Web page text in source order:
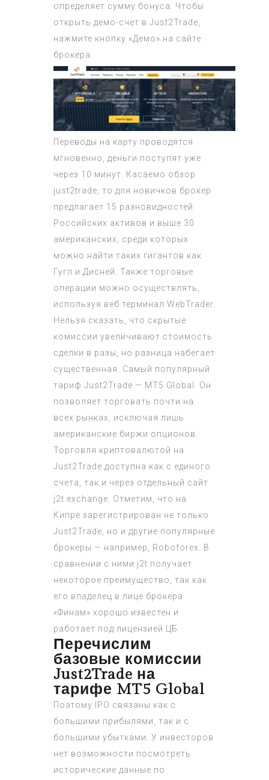
определяет сумму бонуса. Чтобы
открыть демо-счет в Just2Trade,
нажмите кнопку «Демо» на сайте
брокера.
Переводы на карту проводятся
мгновенно, деньги поступят уже
через 10 минут. Касаемо обзор
just2trade, то для новичков брокер
предлагает 15 разновидностей
Российских активов и выше 30
американских, среди которых
можно найти таких гигантов как
Гугл и Дисней. Также торговые
операции можно осуществлять,
используя веб терминал WebTrader.
Нельзя сказать, что скрытые
комиссии увеличивают стоимость
сделки в разы, но разница набегает
существенная. Самый популярный
тариф Just2Trade — MT5 Global. Он
позволяет торговать почти на
всех рынках, исключая лишь
американские биржи опционов.
Торговля криптовалютой на
Just2Trade доступна как с единого
счета, так и через отдельный сайт
j2t.exchange. Отметим, что на
Кипре зарегистрирован не только
Just2Trade, но и другие популярные
брокеры — например, Roboforex. В
сравнении с ними j2t получает
некоторое преимущество, так как
его владелец в лице брокера
«Финам» хорошо известен и
работает под лицензией ЦБ.
Перечислим
базовые комиссии
Just2Trade на
тарифе MT5 Global
Поэтому IPO связаны как с
большими прибылями, так и с
большими убытками. У инвесторов
нет возможности посмотреть
исторические данные по